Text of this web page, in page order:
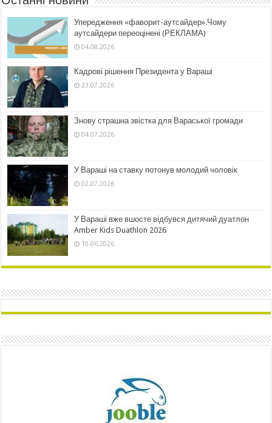
Упередження «фаворит-аутсайдер».Чому
аутсайдери переоцінені (РЕКЛАМА)
04.08.2026
Кадрові рішення Президента у Вараші
23.07.2026
Знову страшна звістка для Вараської громади
04.07.2026
У Вараші на ставку потонув молодий чоловік
02.07.2026
У Вараші вже вшосте відбувся дитячий дуатлон
Amber Kids Duathlon 2026
10.06.2026